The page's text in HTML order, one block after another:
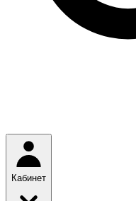
Кабинет